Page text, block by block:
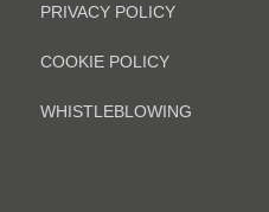
PRIVACY POLICY
COOKIE POLICY
WHISTLEBLOWING